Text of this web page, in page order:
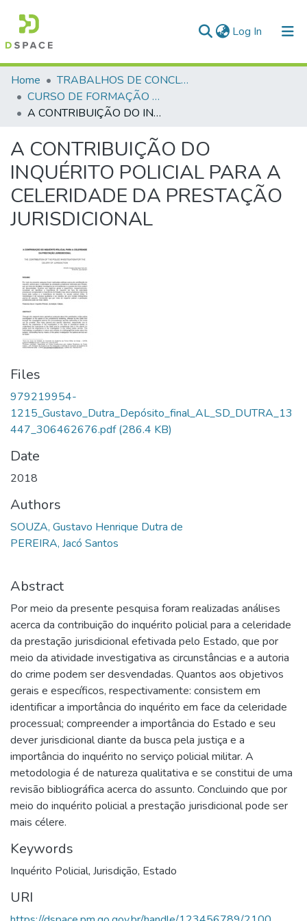
Log In (current)
Communities & Collections
All of DSpace
Home
TRABALHOS DE CONCLUSÃO DE CURSO - CFP (CURSO DE FORMAÇÃO DE PRAÇAS)
CURSO DE FORMAÇÃO DE PRAÇAS - CFP - 2018
A CONTRIBUIÇÃO DO INQUÉRITO POLICIAL PARA A CELERIDADE DA PRESTAÇÃO JURISDICIONAL
A CONTRIBUIÇÃO DO
INQUÉRITO POLICIAL PARA A
CELERIDADE DA PRESTAÇÃO
JURISDICIONAL
Files
979219954-
1215_Gustavo_Dutra_Depósito_final_AL_SD_DUTRA_13
447_306462676.pdf(286.4 KB)
Date
2018
Authors
SOUZA, Gustavo Henrique Dutra de
PEREIRA, Jacó Santos
Abstract
Por meio da presente pesquisa foram realizadas análises
acerca da contribuição do inquérito policial para a celeridade
da prestação jurisdicional efetivada pelo Estado, que por
meio da atividade investigativa as circunstâncias e a autoria
do crime podem ser desvendadas. Quantos aos objetivos
gerais e específicos, respectivamente: consistem em
identificar a importância do inquérito em face da celeridade
processual; compreender a importância do Estado e seu
dever jurisdicional diante da busca pela justiça e a
importância do inquérito no serviço policial militar. A
metodologia é de natureza qualitativa e se constitui de uma
revisão bibliográfica acerca do assunto. Concluindo que por
meio do inquérito policial a prestação jurisdicional pode ser
mais célere.
Keywords
Inquérito Policial, Jurisdição, Estado
URI